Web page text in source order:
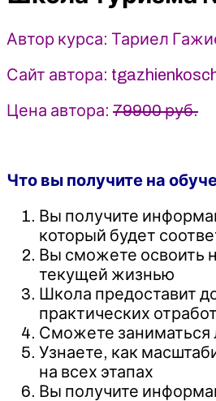
Автор курса: Тариел
Сайт автора:
Цена автора: 79900 руб.
Что вы получите на
Вы получите
который будет
Вы сможете освоить
текущей жизнью
Школа предоставит
практических
Сможете заниматься
Узнаете, как
на всех этапах
Вы получите